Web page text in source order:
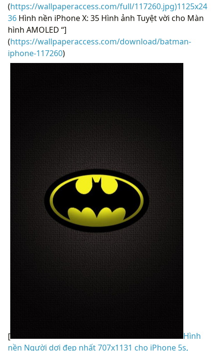
(https://wallpaperaccess.com/full/117260.jpg)1125x24
36 Hình nền iPhone X: 35 Hình ảnh Tuyệt vời cho Màn
hình AMOLED “]
(https://wallpaperaccess.com/download/batman-
iphone-117260)
[
Hình
nền Người dơi đẹp nhất 707x1131 cho iPhone 5s,